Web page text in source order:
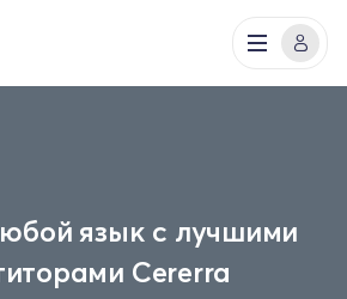
язык с лучшими
Cererra